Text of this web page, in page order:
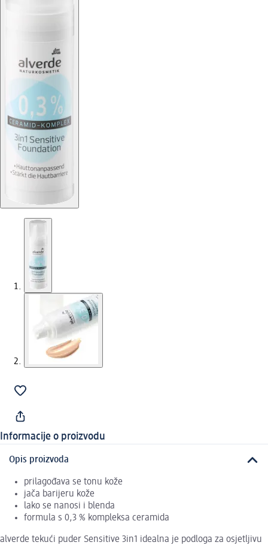
Informacije o proizvodu
Opis proizvoda
prilagođava se tonu kože
jača barijeru kože
lako se nanosi i blenda
formula s 0,3 % kompleksa ceramida
alverde tekući puder Sensitive 3in1 idealna je podloga za osjetljivu